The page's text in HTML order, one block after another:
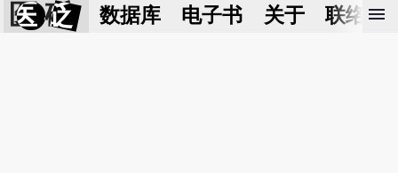
医 砭 数据库 电子书 关于 联络我
menu